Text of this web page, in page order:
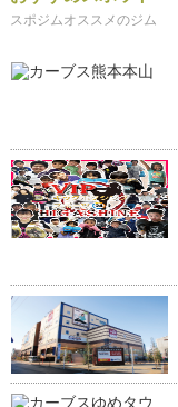
スポジムオススメのジム